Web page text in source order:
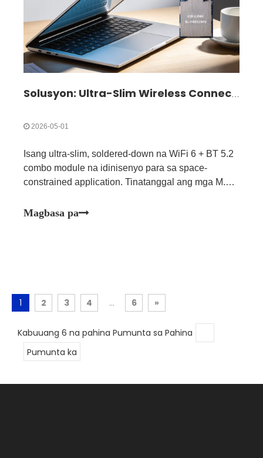
2026-05-01
Isang ultra-slim, soldered-down na WiFi 6 + BT 5.2
combo module na idinisenyo para sa space-
constrained application. Tinatanggal ang mga M.2
para sa mga ultra-thin na laptop, slim display, at
Magbasa pa
1 2 3 4 ... 6 »
Kabuuang 6 na pahina Pumunta sa Pahina
Pumunta ka